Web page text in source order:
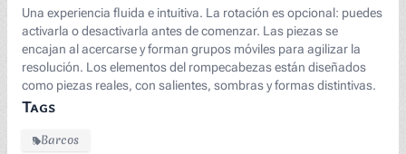
Una experiencia fluida e intuitiva. La rotación es opcional: puedes
activarla o desactivarla antes de comenzar. Las piezas se
encajan al acercarse y forman grupos móviles para agilizar la
resolución. Los elementos del rompecabezas están diseñados
como piezas reales, con salientes, sombras y formas distintivas.
Tags
Barcos